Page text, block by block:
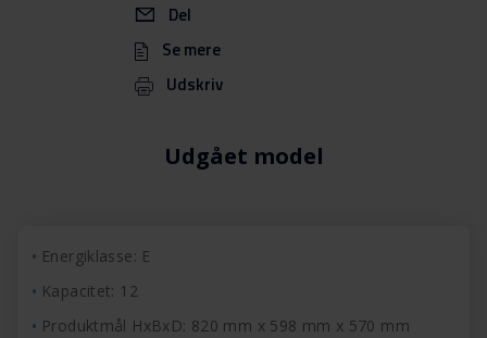
Udgået model
Del
Se mere
Udskriv
Energiklasse: E
Kapacitet: 12
Produktmål HxBxD: 820 mm x 598 mm x 570 mm